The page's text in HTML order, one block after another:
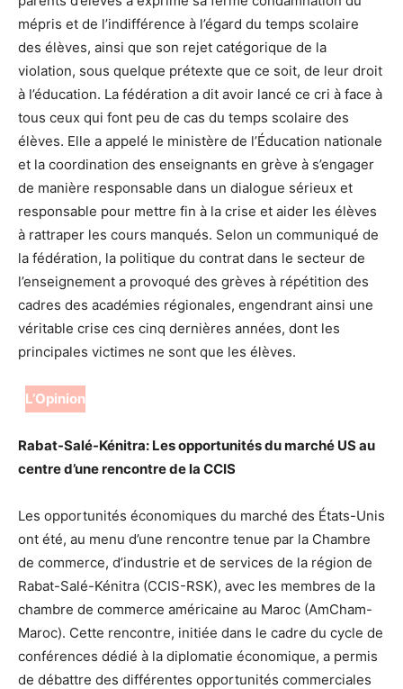
mépris et de l’indifférence à l’égard du temps scolaire
des élèves, ainsi que son rejet catégorique de la
violation, sous quelque prétexte que ce soit, de leur droit
à l’éducation. La fédération a dit avoir lancé ce cri à face à
tous ceux qui font peu de cas du temps scolaire des
élèves. Elle a appelé le ministère de l’Éducation nationale
et la coordination des enseignants en grève à s’engager
de manière responsable dans un dialogue sérieux et
responsable pour mettre fin à la crise et aider les élèves
à rattraper les cours manqués. Selon un communiqué de
la fédération, la politique du contrat dans le secteur de
l’enseignement a provoqué des grèves à répétition des
cadres des académies régionales, engendrant ainsi une
véritable crise ces cinq dernières années, dont les
principales victimes ne sont que les élèves.
L’Opinion
Rabat-Salé-Kénitra: Les opportunités du marché US au
centre d’une rencontre de la CCIS
Les opportunités économiques du marché des États-Unis
ont été, au menu d’une rencontre tenue par la Chambre
de commerce, d’industrie et de services de la région de
Rabat-Salé-Kénitra (CCIS-RSK), avec les membres de la
chambre de commerce américaine au Maroc (AmCham-
Maroc). Cette rencontre, initiée dans le cadre du cycle de
conférences dédié à la diplomatie économique, a permis
de débattre des différentes opportunités commerciales